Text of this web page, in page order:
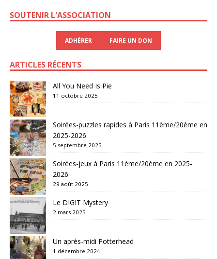
SOUTENIR L'ASSOCIATION
ADHÉRER FAIRE UN DON
ARTICLES RÉCENTS
All You Need Is Pie
11 octobre 2025
Soirées-puzzles rapides à Paris 11ème/20ème en
2025-2026
5 septembre 2025
Soirées-jeux à Paris 11ème/20ème en 2025-
2026
29 août 2025
Le DIGIT Mystery
2 mars 2025
Un après-midi Potterhead
1 décembre 2024